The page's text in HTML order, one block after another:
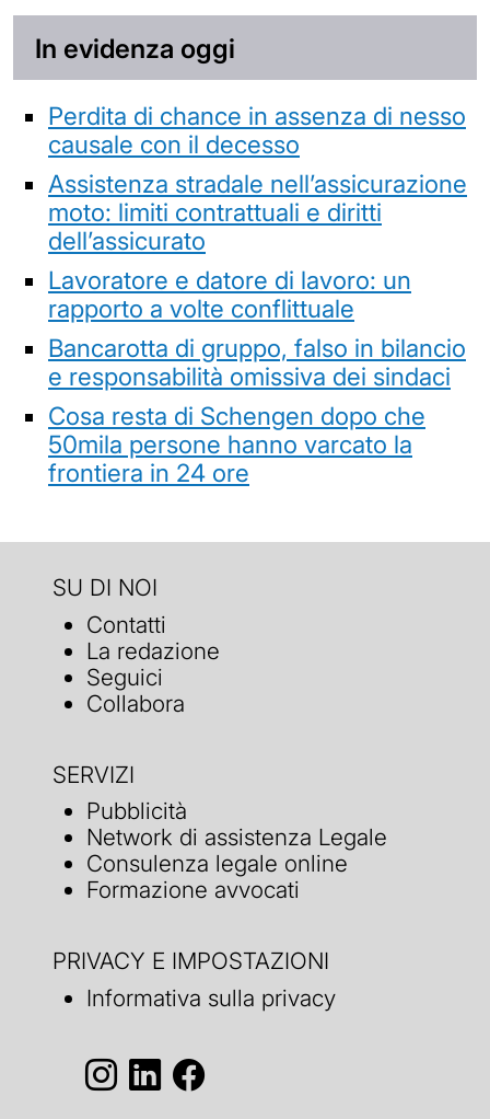
In evidenza oggi
Perdita di chance in assenza di nesso
causale con il decesso
Assistenza stradale nell’assicurazione
moto: limiti contrattuali e diritti
dell’assicurato
Lavoratore e datore di lavoro: un
rapporto a volte conflittuale
Bancarotta di gruppo, falso in bilancio
e responsabilità omissiva dei sindaci
Cosa resta di Schengen dopo che
50mila persone hanno varcato la
frontiera in 24 ore
SU DI NOI
Contatti
La redazione
Seguici
Collabora
SERVIZI
Pubblicità
Network di assistenza Legale
Consulenza legale online
Formazione avvocati
PRIVACY E IMPOSTAZIONI
Informativa sulla privacy